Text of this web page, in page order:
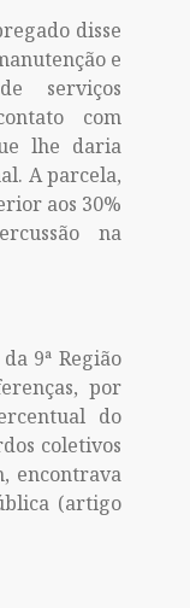
disse
e
serviços
com
lhe daria
A parcela,
aos 30%
na
9ª Região
por
do
coletivos
encontrava
(artigo